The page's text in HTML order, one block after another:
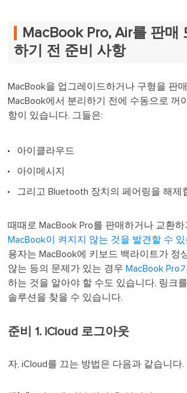
MacBook Pro, Air를 판매
하기 전 준비 사항
MacBook을 업그레이드하거나 구형을 판
MacBook에서 분리하기 전에 수동으로 꺼
항이 있습니다. 그들은:
아이클라우드
아이메시지
그리고 Bluetooth 장치의 페어링을 해제
때때로 MacBook Pro를 판매하거나 교환하
MacBook이 켜지지 않는 것을 발견할 수
용자는 MacBook에 키보드 백라이트가 정
않는 등의 문제가 있는 경우MacBook Pro
하는 것을 알아야 할 수도 있습니다. 링크
솔루션을 찾을 수 있습니다.
준비 1. iCloud 로그아웃
자, iCloud를 끄는 방법은 다음과 같습니다.